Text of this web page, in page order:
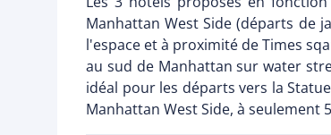
Manhattan West Side (départs de
l'espace et à proximité de Times
au sud de Manhattan sur water
idéal pour les départs vers la
Manhattan West Side, à